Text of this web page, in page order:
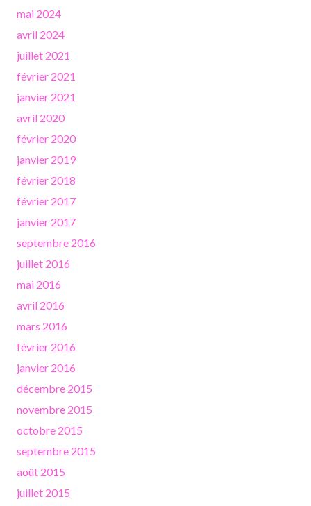
mai 2024
avril 2024
juillet 2021
février 2021
janvier 2021
avril 2020
février 2020
janvier 2019
février 2018
février 2017
janvier 2017
septembre 2016
juillet 2016
mai 2016
avril 2016
mars 2016
février 2016
janvier 2016
décembre 2015
novembre 2015
octobre 2015
septembre 2015
août 2015
juillet 2015